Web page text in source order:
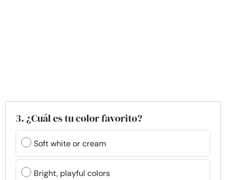
3. ¿Cuál es tu color favorito?
Soft white or cream
Bright, playful colors